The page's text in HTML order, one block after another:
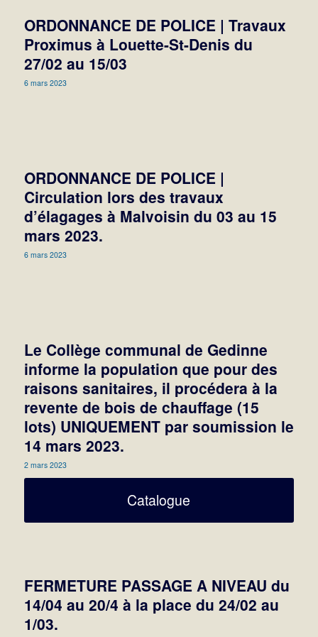
ORDONNANCE DE POLICE | Travaux
Proximus à Louette-St-Denis du
27/02 au 15/03
6 mars 2023
ORDONNANCE DE POLICE |
Circulation lors des travaux
d’élagages à Malvoisin du 03 au 15
mars 2023.
6 mars 2023
Le Collège communal de Gedinne
informe la population que pour des
raisons sanitaires, il procédera à la
revente de bois de chauffage (15
lots) UNIQUEMENT par soumission le
14 mars 2023.
2 mars 2023
Catalogue
FERMETURE PASSAGE A NIVEAU du
14/04 au 20/4 à la place du 24/02 au
1/03.